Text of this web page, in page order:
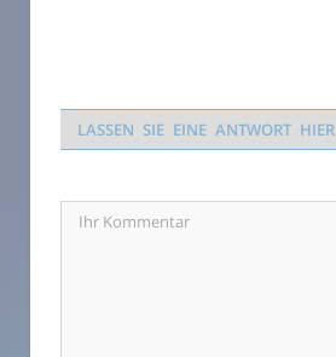
LASSEN SIE EINE ANTWORT HIER